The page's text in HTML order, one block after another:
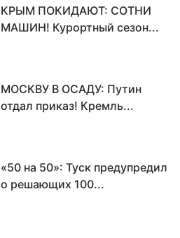
КРЫМ ПОКИДАЮТ: СОТНИ
МАШИН! Курортный сезон...
МОСКВУ В ОСАДУ: Путин
отдал приказ! Кремль...
«50 на 50»: Туск предупредил
о решающих 100...